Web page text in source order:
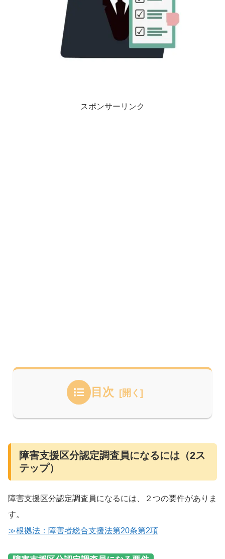
スポンサーリンク
目次
障害支援区分認定調査員になるには（2ス
テップ）
障害支援区分認定調査員になるには、２つの要件がありま
す。
≫根拠法：障害者総合支援法第20条第2項